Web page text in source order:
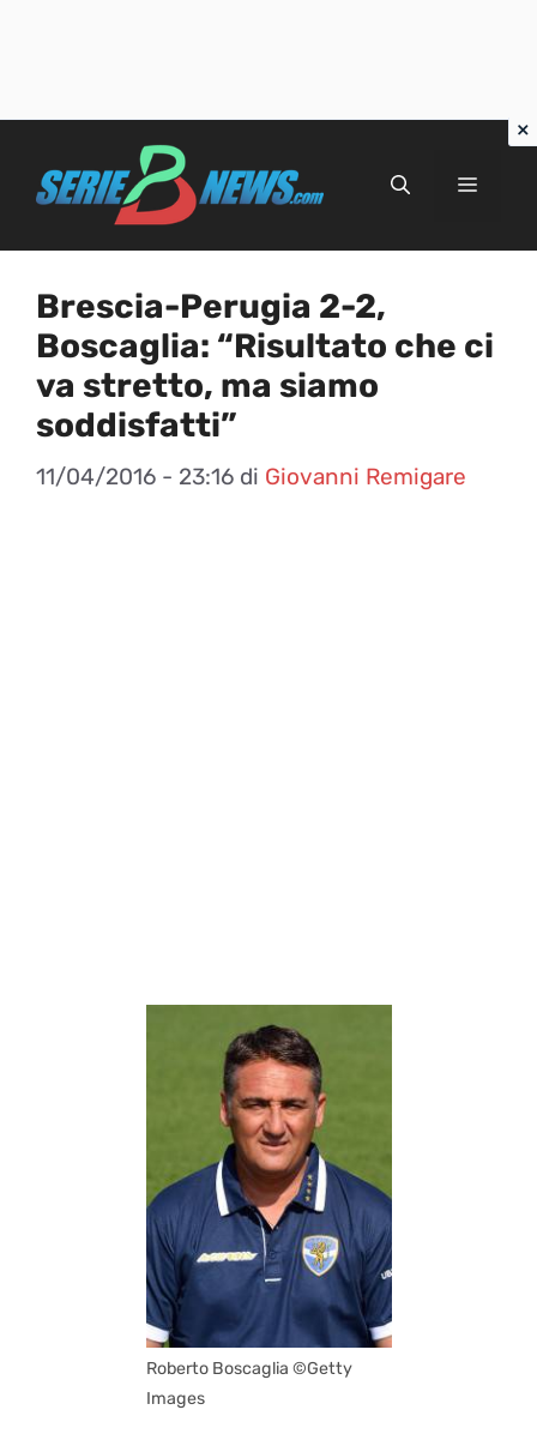
Menu
Brescia-Perugia 2-2,
Boscaglia: “Risultato che ci
va stretto, ma siamo
soddisfatti”
11/04/2016 - 23:16 di Giovanni Remigare
Roberto Boscaglia ©Getty
Images